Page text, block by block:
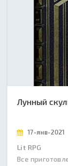
Лунный
17-янв-2021
Lit RPG
Все